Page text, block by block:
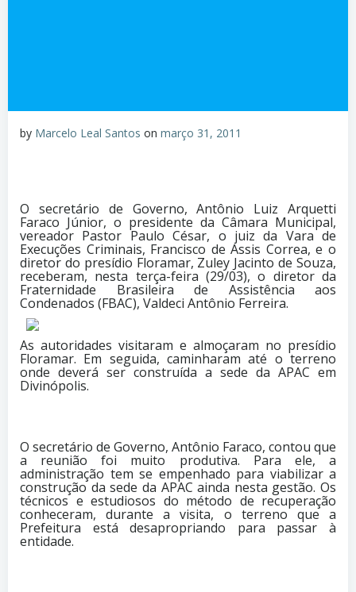
by Marcelo Leal Santos on março 31, 2011
O secretário de Governo, Antônio Luiz Arquetti
Faraco Júnior, o presidente da Câmara Municipal,
vereador Pastor Paulo César, o juiz da Vara de
Execuções Criminais, Francisco de Assis Correa, e o
diretor do presídio Floramar, Zuley Jacinto de Souza,
receberam, nesta terça-feira (29/03), o diretor da
Fraternidade Brasileira de Assistência aos
Condenados (FBAC), Valdeci Antônio Ferreira.
As autoridades visitaram e almoçaram no presídio
Floramar. Em seguida, caminharam até o terreno
onde deverá ser construída a sede da APAC em
Divinópolis.
O secretário de Governo, Antônio Faraco, contou que
a reunião foi muito produtiva. Para ele, a
administração tem se empenhado para viabilizar a
construção da sede da APAC ainda nesta gestão. Os
técnicos e estudiosos do método de recuperação
conheceram, durante a visita, o terreno que a
Prefeitura está desapropriando para passar à
entidade.